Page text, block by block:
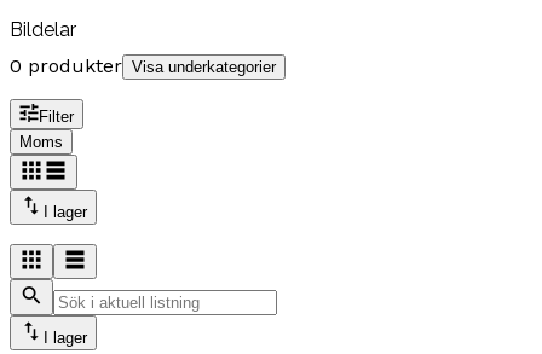
Bildelar
0 produkter Visa underkategorier
Filter
Moms
I lager
I lager